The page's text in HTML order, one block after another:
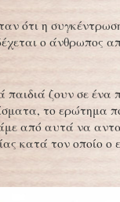
ότι η
ο άνθρωπος
παιδιά ζουν σε ένα
το ερώτημα
από αυτά να
κατά τον οποίο ο